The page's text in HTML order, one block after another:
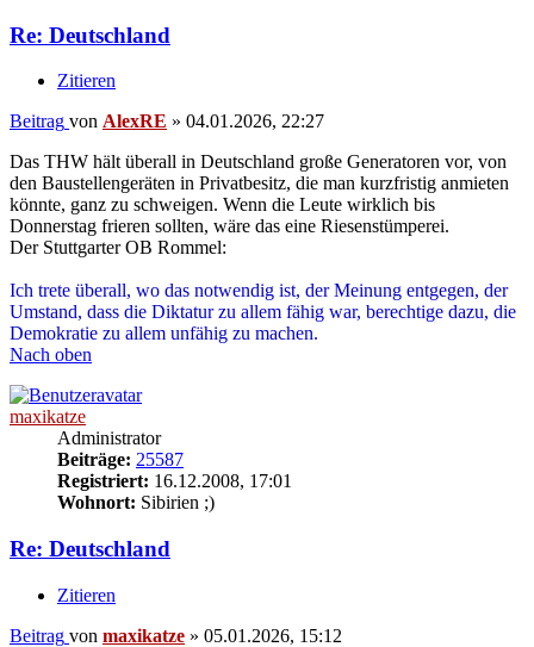
Re: Deutschland
Zitieren
Beitrag von AlexRE » 04.01.2026, 22:27
Das THW hält überall in Deutschland große Generatoren vor, von
den Baustellengeräten in Privatbesitz, die man kurzfristig anmieten
könnte, ganz zu schweigen. Wenn die Leute wirklich bis
Donnerstag frieren sollten, wäre das eine Riesenstümperei.
Der Stuttgarter OB Rommel:
Ich trete überall, wo das notwendig ist, der Meinung entgegen, der
Umstand, dass die Diktatur zu allem fähig war, berechtige dazu, die
Demokratie zu allem unfähig zu machen.
Nach oben
maxikatze
Administrator
Beiträge: 25587
Registriert: 16.12.2008, 17:01
Wohnort: Sibirien ;)
Re: Deutschland
Zitieren
Beitrag von maxikatze » 05.01.2026, 15:12